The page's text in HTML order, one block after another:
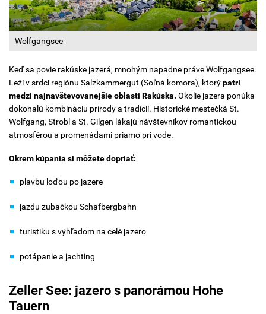
Wolfgangsee
Keď sa povie rakúske jazerá, mnohým napadne práve Wolfgangsee.
Leží v srdci regiónu Salzkammergut (Soľná komora), ktorýpatrí
medzi najnavštevovanejšie oblasti Rakúska. Okolie jazera ponúka
dokonalú kombináciu prírody a tradícií. Historické mestečká St.
Wolfgang, Strobl a St. Gilgen lákajú návštevníkov romantickou
atmosférou a promenádami priamo pri vode.
Okrem kúpania si môžete dopriať:
plavbu loďou po jazere
jazdu zubačkou Schafbergbahn
turistiku s výhľadom na celé jazero
potápanie a jachting
Zeller See: jazero s panorámou Hohe
Tauern